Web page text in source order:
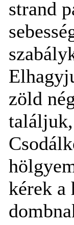
strand
zöld
kérek a